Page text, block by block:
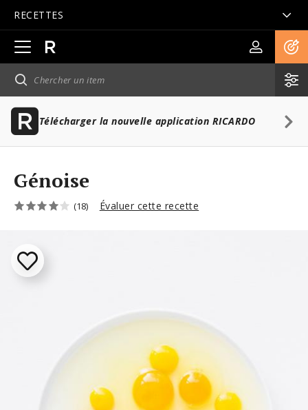
RECETTES
Ouvrir
la
navigation
principale
Télécharger la nouvelle application RICARDO
Génoise
(18) Évaluer cette recette